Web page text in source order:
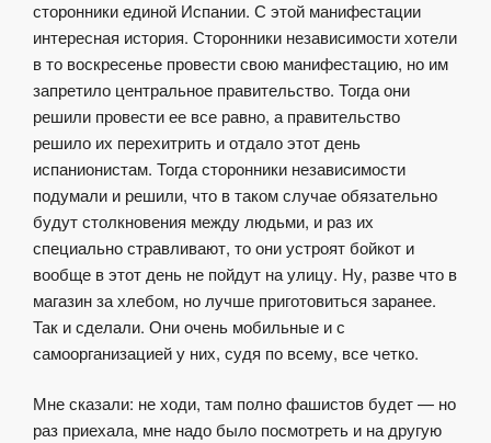
сторонники единой Испании. С этой манифестации
интересная история. Сторонники независимости хотели
в то воскресенье провести свою манифестацию, но им
запретило центральное правительство. Тогда они
решили провести ее все равно, а правительство
решило их перехитрить и отдало этот день
испанионистам. Тогда сторонники независимости
подумали и решили, что в таком случае обязательно
будут столкновения между людьми, и раз их
специально стравливают, то они устроят бойкот и
вообще в этот день не пойдут на улицу. Ну, разве что в
магазин за хлебом, но лучше приготовиться заранее.
Так и сделали. Они очень мобильные и с
самоорганизацией у них, судя по всему, все четко.
Мне сказали: не ходи, там полно фашистов будет — но
раз приехала, мне надо было посмотреть и на другую